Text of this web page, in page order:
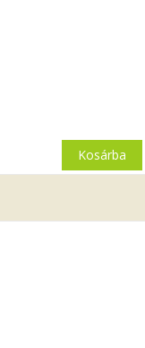
Kosárba